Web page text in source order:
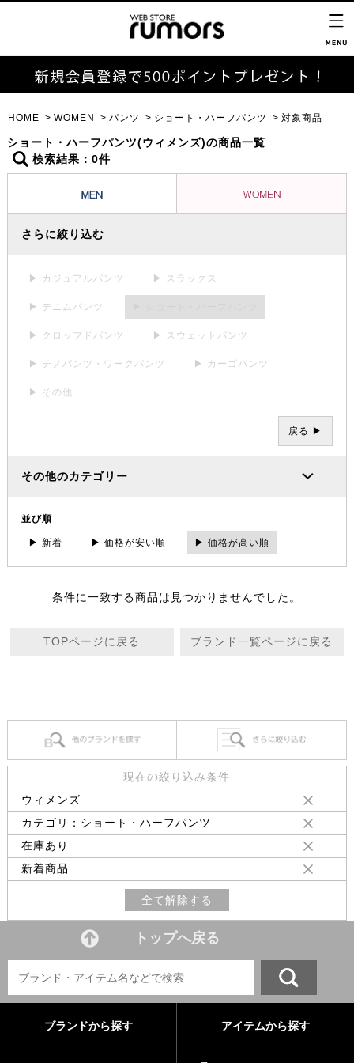
HOME WOMEN パンツ ショート・ハーフパンツ 対象商品
ショート・ハーフパンツ(ウィメンズ)の商品一覧
検索結果：0件
さらに絞り込む
▶ カジュアルパンツ ▶ スラックス
▶ デニムパンツ
▶ クロップドパンツ ▶ スウェットパンツ
▶ チノパンツ・ワークパンツ ▶ カーゴパンツ
▶ その他
戻る ▶
その他のカテゴリー
並び順
▶ 新着 ▶ 価格が安い順 ▶ 価格が高い順
条件に一致する商品は見つかりませんでした。
TOPページに戻る ブランド一覧ページに戻る
現在の絞り込み条件
ウィメンズ
カテゴリ：ショート・ハーフパンツ
在庫あり
新着商品
全て解除する
トップへ戻る
ブランドから探す アイテムから探す